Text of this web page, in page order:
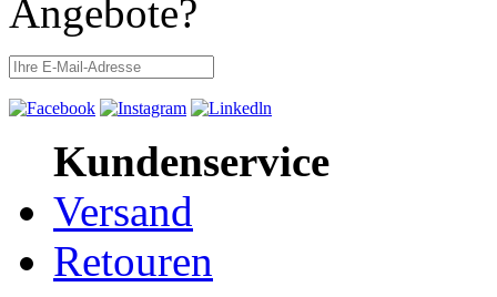
Angebote?
Kundenservice
Versand
Retouren